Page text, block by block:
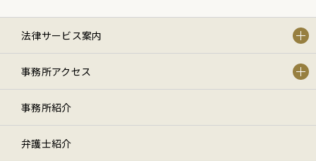
法律サービス案内
事務所アクセス
事務所紹介
弁護士紹介